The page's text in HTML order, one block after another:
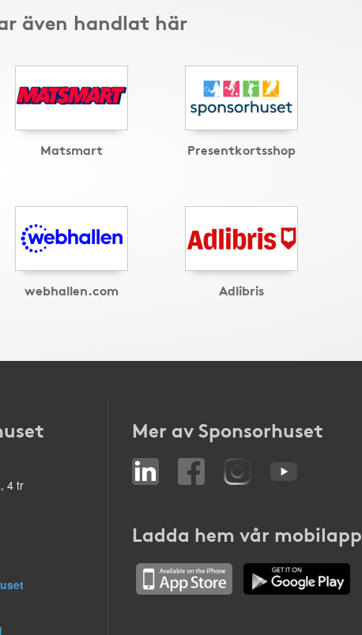
även handlat här
Matsmart Presentkortsshop
webhallen.com Adlibris
4 tr
Mer av Sponsorhuset
Ladda hem vår mobilapp